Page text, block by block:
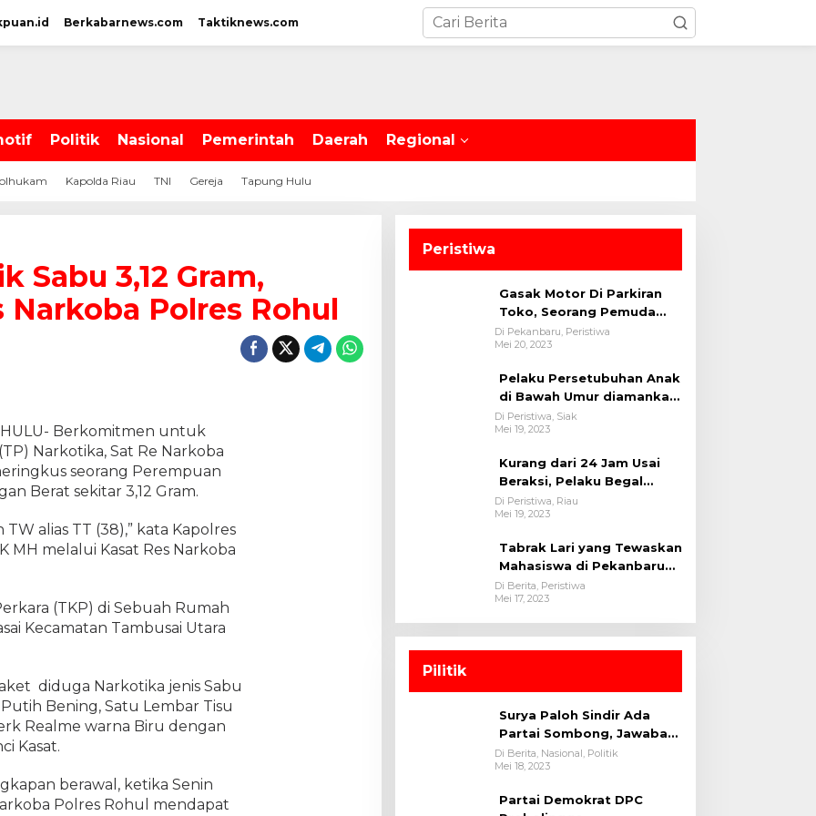
Berkabarnews.com Taktiknews.com
Politik Nasional Pemerintah Daerah Regional
Kapolda Riau TNI Gereja Tapung Hulu
Sabu 3,12 Gram,
Narkoba Polres Rohul
HULU- Berkomitmen untuk
Narkotika, Sat Re Narkoba
seorang Perempuan
Berat sekitar 3,12 Gram.
alias TT (38),” kata Kapolres
MH melalui Kasat Res Narkoba
(TKP) di Sebuah Rumah
Kecamatan Tambusai Utara
diduga Narkotika jenis Sabu
Bening, Satu Lembar Tisu
Realme warna Biru dengan
Kasat.
berawal, ketika Senin
Polres Rohul mendapat
Peristiwa
Gasak Motor Di Parkiran
Toko, Seorang Pemuda
Diamankan Polsek Bukit
Raya
Di Pekanbaru, Peristiwa
Mei 20, 2023
Pelaku Persetubuhan Anak
di Bawah Umur diamankan
oleh tim Opsnal Polsek
Tualang-Polres Siak-Polda
Di Peristiwa, Siak
Mei 19, 2023
Kurang dari 24 Jam Usai
Beraksi, Pelaku Begal
Berhasil Di Bekuk
Satreskrim Polres
Di Peristiwa, Riau
Mei 19, 2023
Tabrak Lari yang Tewaskan
Mahasiswa di Pekanbaru
Ditangkap Polisi
Di Berita, Peristiwa
Mei 17, 2023
Pilitik
Surya Paloh Sindir Ada
Partai Sombong, Jawaban
Megawati
Di Berita, Nasional, Politik
Mei 18, 2023
Partai Demokrat DPC